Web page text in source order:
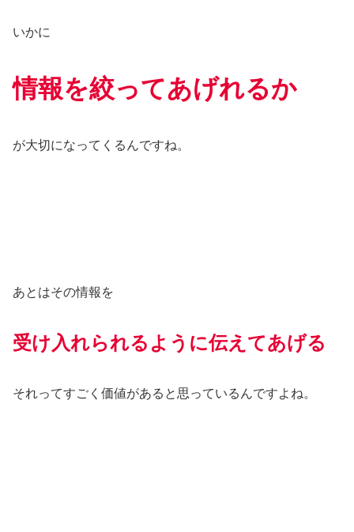
いかに
情報を絞ってあげれるか
が大切になってくるんですね。
あとはその情報を
受け入れられるように伝えてあげる
それってすごく価値があると思っているんですよね。